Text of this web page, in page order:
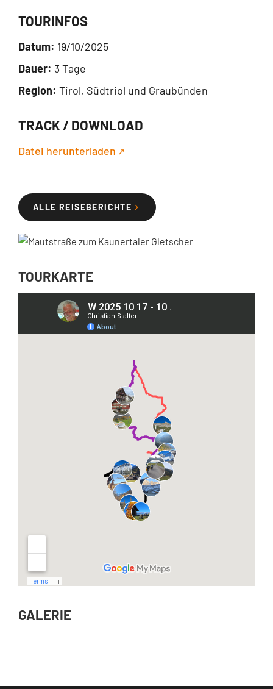
TOURINFOS
Datum: 19/10/2025
Dauer: 3 Tage
Region: Tirol, Südtriol und Graubünden
TRACK / DOWNLOAD
Datei herunterladen
ALLE REISEBERICHTE
TOURKARTE
GALERIE